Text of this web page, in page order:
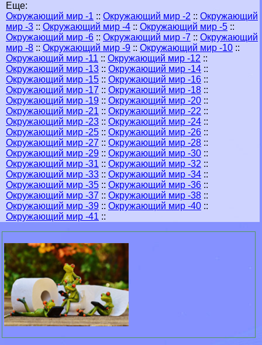
Еще:
Окружающий мир -1 :: Окружающий мир -2 :: Окружающий
мир -3 :: Окружающий мир -4 :: Окружающий мир -5 ::
Окружающий мир -6 :: Окружающий мир -7 :: Окружающий
мир -8 :: Окружающий мир -9 :: Окружающий мир -10 ::
Окружающий мир -11 :: Окружающий мир -12 ::
Окружающий мир -13 :: Окружающий мир -14 ::
Окружающий мир -15 :: Окружающий мир -16 ::
Окружающий мир -17 :: Окружающий мир -18 ::
Окружающий мир -19 :: Окружающий мир -20 ::
Окружающий мир -21 :: Окружающий мир -22 ::
Окружающий мир -23 :: Окружающий мир -24 ::
Окружающий мир -25 :: Окружающий мир -26 ::
Окружающий мир -27 :: Окружающий мир -28 ::
Окружающий мир -29 :: Окружающий мир -30 ::
Окружающий мир -31 :: Окружающий мир -32 ::
Окружающий мир -33 :: Окружающий мир -34 ::
Окружающий мир -35 :: Окружающий мир -36 ::
Окружающий мир -37 :: Окружающий мир -38 ::
Окружающий мир -39 :: Окружающий мир -40 ::
Окружающий мир -41 ::